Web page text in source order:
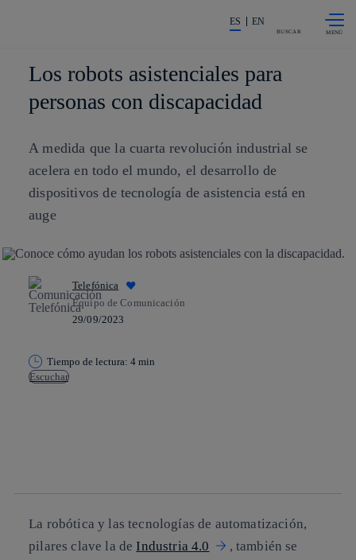
La acción en accionistas e
ES EN
BUSCAR
Los robots asistenciales para
personas con discapacidad
A medida que la cuarta revolución industrial se
acelera en todo el mundo, el desarrollo de
dispositivos de tecnología de asistencia está en
auge
Telefónica
Equipo de Comunicación
29/09/2023
Tiempo de lectura: 4 min
Escuchar
La robótica y las tecnologías de automatización,
pilares clave la de Industria 4.0
, también se